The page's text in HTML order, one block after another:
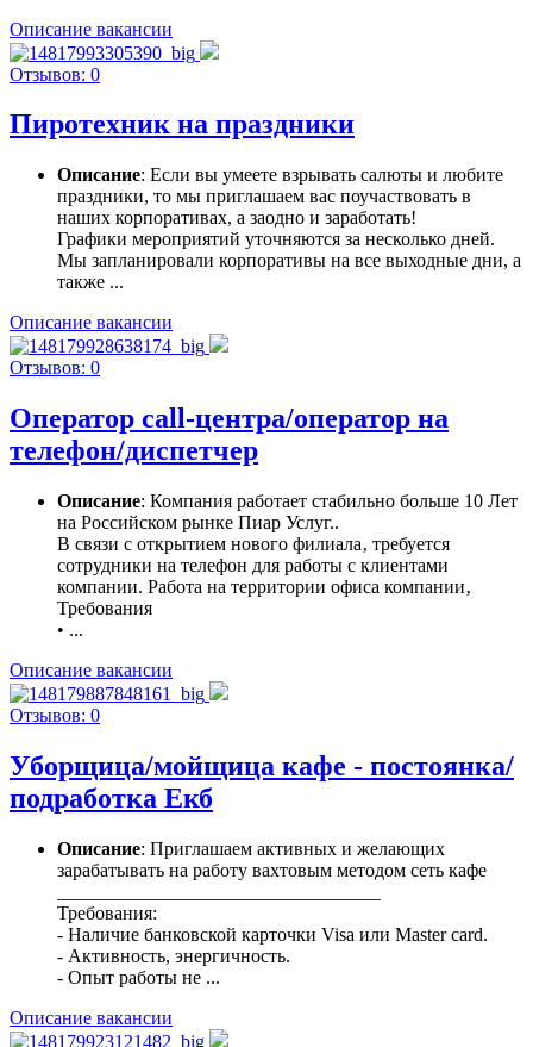
Описание вакансии
Отзывов: 0
Пиротехник на праздники
Описание: Если вы умеете взрывать салюты и любите
праздники, то мы приглашаем вас поучаствовать в
наших корпоративах, а заодно и заработать!
Графики мероприятий уточняются за несколько дней.
Мы запланировали корпоративы на все выходные дни, а
также ...
Описание вакансии
Отзывов: 0
Оператор call-центра/оператор на
телефон/диспетчер
Описание: Компания работает стабильно больше 10 Лет
на Российском рынке Пиар Услуг..
В связи с открытием нового филиала‚ требуется
сотрудники на телефон для работы с клиентами
компании. Работа на территории офиса компании‚
Требования
• ...
Описание вакансии
Отзывов: 0
Уборщица/мойщица кафе - постоянка/
подработка Екб
Описание: Приглашаем активных и желающих
зарабатывать на работу вахтовым методом сеть кафе
Требования:
- Наличие банковской карточки Visa или Master card.
- Активность, энергичность.
- Опыт работы не ...
Описание вакансии